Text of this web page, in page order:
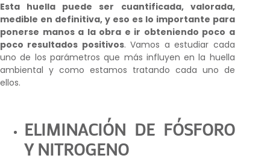
Esta huella puede ser cuantificada, valorada,
medible en definitiva, y eso es lo importante para
ponerse manos a la obra e ir obteniendo poco a
poco resultados positivos. Vamos a estudiar cada
uno de los parámetros que más influyen en la huella
ambiental y como estamos tratando cada uno de
ellos.
ELIMINACIÓN DE FÓSFORO
Y NITROGENO